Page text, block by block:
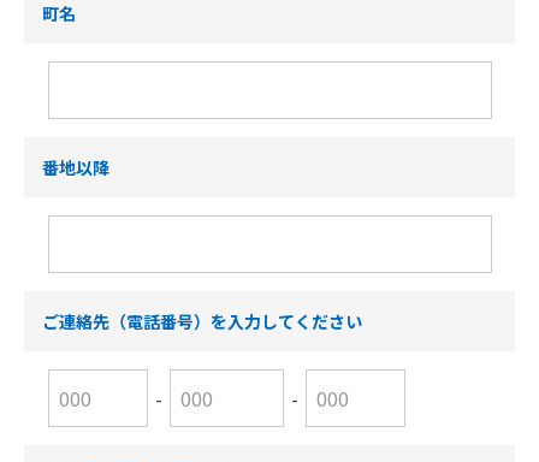
町名
番地以降
ご連絡先（電話番号）を入力してください
- -